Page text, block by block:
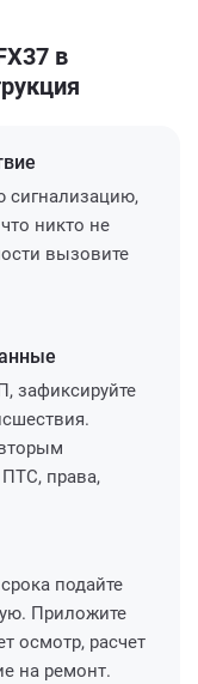
в
сигнализацию,
никто не
вызовите
зафиксируйте
права,
подайте
Приложите
осмотр, расчет
на ремонт.